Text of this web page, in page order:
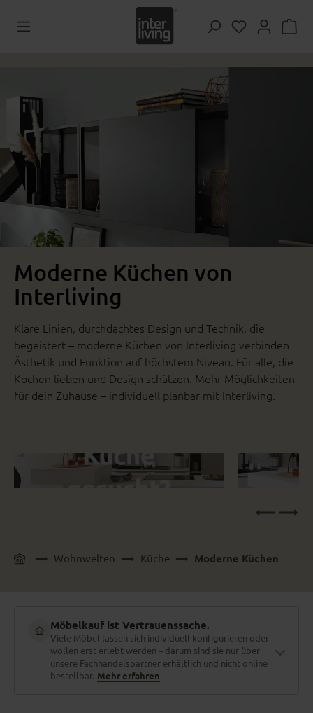
Zum Hauptinhalt springen
Du hast 0
Moderne Küchen von
Interliving
Klare Linien, durchdachtes Design und Technik, die
begeistert – moderne Küchen von Interliving verbinden
Ästhetik und Funktion auf höchstem Niveau. Für alle, die
Kochen lieben und Design schätzen. Mehr Möglichkeiten
für dein Zuhause – individuell planbar mit Interliving.
Wohnwelten Küche Moderne Küchen
Möbelkauf ist Vertrauenssache.
Viele Möbel lassen sich individuell konfigurieren oder
wollen erst erlebt werden – darum sind sie nur über
unsere Fachhandelspartner erhältlich und nicht online
bestellbar. Mehr erfahren